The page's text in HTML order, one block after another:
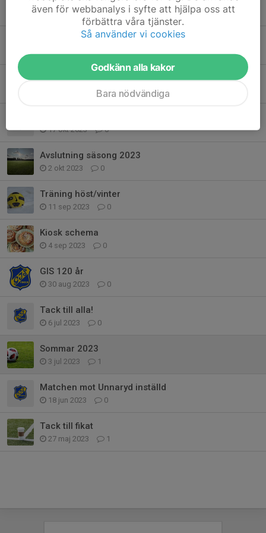
24 okt 2024 0
Avslut säsong 2024
22 sep 2024 0
Säsong 2024
0
17 okt 2023 0
Avslutning säsong 2023
2 okt 2023 0
Träning höst/vinter
11 sep 2023 0
Kiosk schema
4 sep 2023 0
GIS 120 år
30 aug 2023 0
Tack till alla!
6 jul 2023 0
Sommar 2023
3 jul 2023 1
Matchen mot Unnaryd inställd
18 jun 2023 0
Tack till fikat
27 maj 2023 1
även för webbanalys i syfte att hjälpa oss att
förbättra våra tjänster.
Så använder vi cookies
Godkänn alla kakor
Bara nödvändiga